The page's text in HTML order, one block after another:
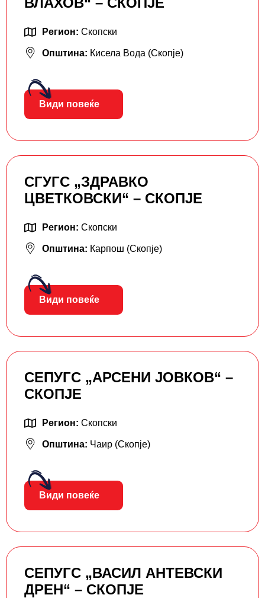
Регион: Скопски
Општина: Кисела Вода (Скопје)
Види повеќе
СГУГС „ЗДРАВКО
ЦВЕТКОВСКИ“ – СКОПЈЕ
Регион: Скопски
Општина: Карпош (Скопје)
Види повеќе
СЕПУГС „АРСЕНИ ЈОВКОВ“ –
СКОПЈЕ
Регион: Скопски
Општина: Чаир (Скопје)
Види повеќе
СЕПУГС „ВАСИЛ АНТЕВСКИ
ДРЕН“ – СКОПЈЕ